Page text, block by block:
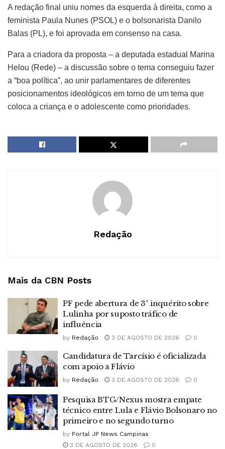
A redação final uniu nomes da esquerda à direita, como a
feminista Paula Nunes (PSOL) e o bolsonarista Danilo
Balas (PL), e foi aprovada em consenso na casa.
Para a criadora da proposta – a deputada estadual Marina
Helou (Rede) – a discussão sobre o tema conseguiu fazer
a “boa política”, ao unir parlamentares de diferentes
posicionamentos ideológicos em torno de um tema que
coloca a criança e o adolescente como prioridades.
Redação
Mais da CBN Posts
PF pede abertura de 3º inquérito sobre
Lulinha por suposto tráfico de
influência
by Redação 3 DE AGOSTO DE 2026 0
Candidatura de Tarcísio é oficializada
com apoio a Flávio
by Redação 3 DE AGOSTO DE 2026 0
Pesquisa BTG/Nexus mostra empate
técnico entre Lula e Flávio Bolsonaro no
primeiro e no segundo turno
by Portal JP News Campinas
3 DE AGOSTO DE 2026
0